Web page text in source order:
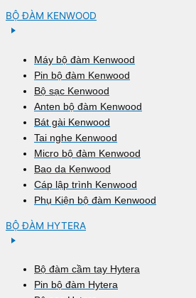
BỘ ĐÀM KENWOOD
Máy bộ đàm Kenwood
Pin bộ đàm Kenwood
Bộ sạc Kenwood
Anten bộ đàm Kenwood
Bát gài Kenwood
Tai nghe Kenwood
Micro bộ đàm Kenwood
Bao da Kenwood
Cáp lập trình Kenwood
Phụ Kiện bộ đàm Kenwood
BỘ ĐÀM HYTERA
Bộ đàm cầm tay Hytera
Pin bộ đàm Hytera